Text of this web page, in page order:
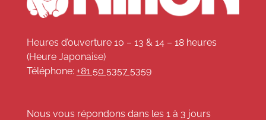
Heures d’ouverture 10 – 13 & 14 – 18 heures
(Heure Japonaise)
Téléphone: +81 50 5357 5359
Nous vous répondons dans les 1 à 3 jours